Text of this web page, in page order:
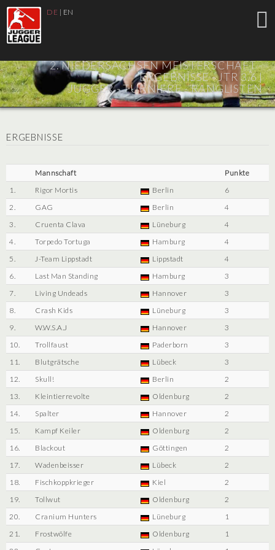
DE | EN
2. NIEDERSACHSEN MEISTERSCHAFT -
ERGEBNISSE - JTR 3.6 |
JUGGER - TURNIERE - RANGLISTEN
ERGEBNISSE
Mannschaft
Punkte
1.
Rigor Mortis Berlin
6
2.
GAG Berlin
4
3.
Cruenta Clava Lüneburg
4
4.
Torpedo Tortuga Hamburg
4
5.
J-Team Lippstadt Lippstadt
4
6.
Last Man Standing Hamburg
3
7.
Living Undeads Hannover
3
8.
Crash Kids Lüneburg
3
9.
W.W.S.A.J Hannover
3
10.
Trollfaust Paderborn
3
11.
Blutgrätsche Lübeck
3
12.
Skull! Berlin
2
13.
Kleintierrevolte Oldenburg
2
14.
Spalter Hannover
2
15.
Kampf Keiler Oldenburg
2
16.
Blackout Göttingen
2
17.
Wadenbeisser Lübeck
2
18.
Fischkoppkrieger Kiel
2
19.
Tollwut Oldenburg
2
20.
Cranium Hunters Lüneburg
1
21.
Frostwölfe Oldenburg
1